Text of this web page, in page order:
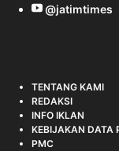
@jatimtimes
TENTANG KAMI
REDAKSI
INFO IKLAN
KEBIJAKAN DATA
PMC